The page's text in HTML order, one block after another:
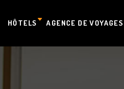
HÔTELS AGENCE DE VOYAGES